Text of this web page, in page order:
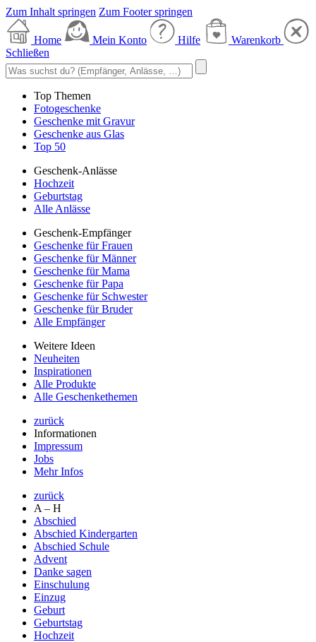
Zum Inhalt springen Zum Footer springen
Home Mein Konto Hilfe
Warenkorb
Schließen
Top Themen
Fotogeschenke
Geschenke mit Gravur
Geschenke aus Glas
Top 50
Geschenk-Anlässe
Hochzeit
Geburtstag
Alle Anlässe
Geschenk-Empfänger
Geschenke für Frauen
Geschenke für Männer
Geschenke für Mama
Geschenke für Papa
Geschenke für Schwester
Geschenke für Bruder
Alle Empfänger
Weitere Ideen
Neuheiten
Inspirationen
Alle Produkte
Alle Geschenkethemen
zurück
Informationen
Impressum
Jobs
Mehr Infos
zurück
A – H
Abschied
Abschied Kindergarten
Abschied Schule
Advent
Danke sagen
Einschulung
Einzug
Geburt
Geburtstag
Hochzeit